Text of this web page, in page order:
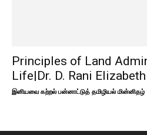
Principles of Land
Life|Dr. D. Rani Elizabeth
இனியவை கற்றல் பன்னாட்டுத் தமிழியல் மின்னிதழ்